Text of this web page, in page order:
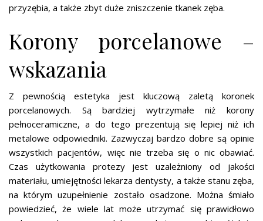
przyzębia, a także zbyt duże zniszczenie tkanek zęba.
Korony porcelanowe –
wskazania
Z pewnością estetyka jest kluczową zaletą koronek
porcelanowych. Są bardziej wytrzymałe niż korony
pełnoceramiczne, a do tego prezentują się lepiej niż ich
metalowe odpowiedniki. Zazwyczaj bardzo dobre są opinie
wszystkich pacjentów, więc nie trzeba się o nic obawiać.
Czas użytkowania protezy jest uzależniony od jakości
materiału, umiejętności lekarza dentysty, a także stanu zęba,
na którym uzupełnienie zostało osadzone. Można śmiało
powiedzieć, że wiele lat może utrzymać się prawidłowo